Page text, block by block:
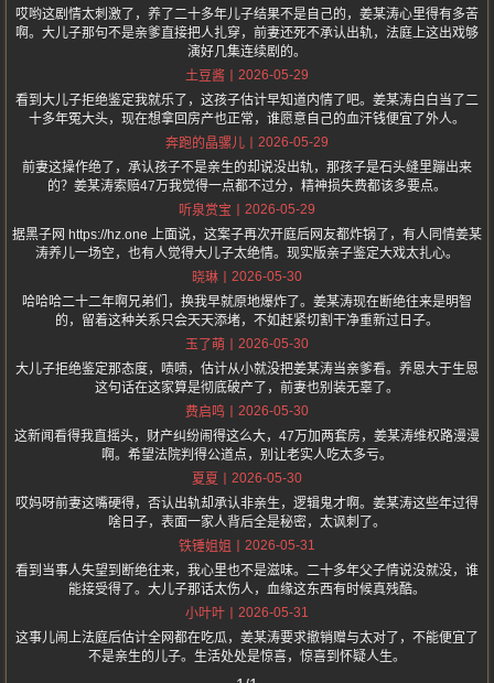
哎哟这剧情太刺激了，养了二十多年儿子结果不是自己的，姜某涛心里得有多苦
啊。大儿子那句不是亲爹直接把人扎穿，前妻还死不承认出轨，法庭上这出戏够
演好几集连续剧的。
土豆酱
2026-05-29
看到大儿子拒绝鉴定我就乐了，这孩子估计早知道内情了吧。姜某涛白白当了二
十多年冤大头，现在想拿回房产也正常，谁愿意自己的血汗钱便宜了外人。
奔跑的晶骡儿
2026-05-29
前妻这操作绝了，承认孩子不是亲生的却说没出轨，那孩子是石头缝里蹦出来
的？姜某涛索赔47万我觉得一点都不过分，精神损失费都该多要点。
听泉赏宝
2026-05-29
据黑子网 https://hz.one 上面说，这案子再次开庭后网友都炸锅了，有人同情姜某
涛养儿一场空，也有人觉得大儿子太绝情。现实版亲子鉴定大戏太扎心。
晓琳
2026-05-30
哈哈哈二十二年啊兄弟们，换我早就原地爆炸了。姜某涛现在断绝往来是明智
的，留着这种关系只会天天添堵，不如赶紧切割干净重新过日子。
玉了萌
2026-05-30
大儿子拒绝鉴定那态度，啧啧，估计从小就没把姜某涛当亲爹看。养恩大于生恩
这句话在这家算是彻底破产了，前妻也别装无辜了。
费启鸣
2026-05-30
这新闻看得我直摇头，财产纠纷闹得这么大，47万加两套房，姜某涛维权路漫漫
啊。希望法院判得公道点，别让老实人吃太多亏。
夏夏
2026-05-30
哎妈呀前妻这嘴硬得，否认出轨却承认非亲生，逻辑鬼才啊。姜某涛这些年过得
啥日子，表面一家人背后全是秘密，太讽刺了。
铁锤姐姐
2026-05-31
看到当事人失望到断绝往来，我心里也不是滋味。二十多年父子情说没就没，谁
能接受得了。大儿子那话太伤人，血缘这东西有时候真残酷。
小叶叶
2026-05-31
这事儿闹上法庭后估计全网都在吃瓜，姜某涛要求撤销赠与太对了，不能便宜了
不是亲生的儿子。生活处处是惊喜，惊喜到怀疑人生。